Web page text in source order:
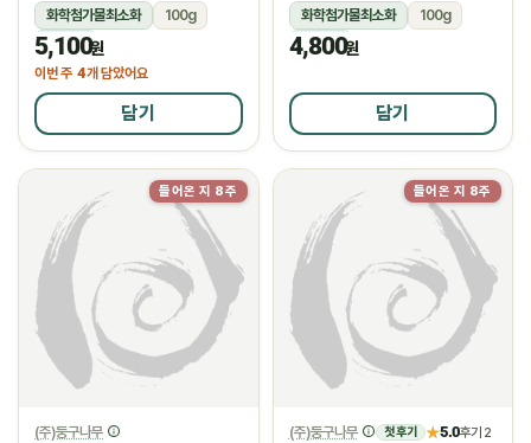
화학첨가물최소화
100g
냉장
5,100원
이번 주 4개 담았어요
담기
화학첨가물최소화
100g
냉장
4,800원
담기
들어온 지 8주
(주)둥구나무
들어온 지 8주
(주)둥구나무 첫 후기 ★5.0후기 2